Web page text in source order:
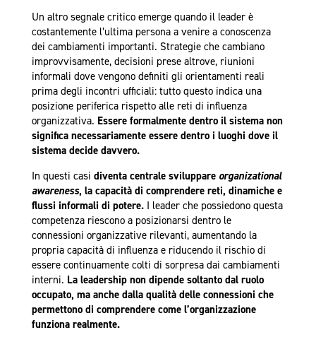
Un altro segnale critico emerge quando il leader è
costantemente l’ultima persona a venire a conoscenza
dei cambiamenti importanti. Strategie che cambiano
improvvisamente, decisioni prese altrove, riunioni
informali dove vengono definiti gli orientamenti reali
prima degli incontri ufficiali: tutto questo indica una
posizione periferica rispetto alle reti di influenza
organizzativa. Essere formalmente dentro il sistema non
significa necessariamente essere dentro i luoghi dove il
sistema decide davvero.
In questi casi diventa centrale sviluppare organizational
awareness, la capacità di comprendere reti, dinamiche e
flussi informali di potere.I leader che possiedono questa
competenza riescono a posizionarsi dentro le
connessioni organizzative rilevanti, aumentando la
propria capacità di influenza e riducendo il rischio di
essere continuamente colti di sorpresa dai cambiamenti
interni. La leadership non dipende soltanto dal ruolo
occupato, ma anche dalla qualità delle connessioni che
permettono di comprendere come l’organizzazione
funziona realmente.